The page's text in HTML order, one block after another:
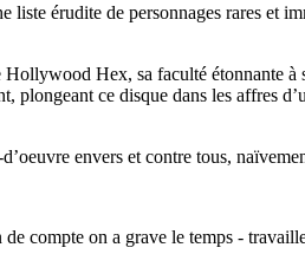
érudite de personnages rares et
Hex, sa faculté étonnante
ce disque dans les affres
envers et contre tous,
compte on a grave le temps -